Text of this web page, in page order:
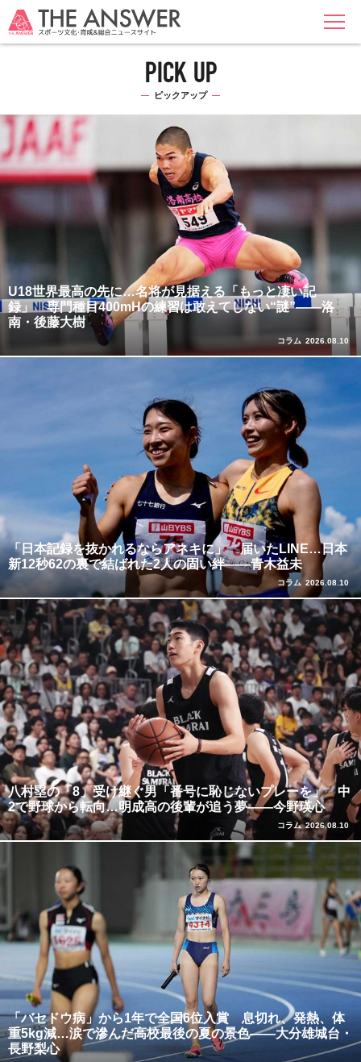
MENU
PICK UP
ピックアップ
U18世界最高の先に…名将が見据える「もっと凄い記
録」 専門種目400mHの練習は敢えてしない“謎”――洛
南・後藤大樹
コラム 2026.08.10
「日本記録を抜かれるならアネキに」 届いたLINE…日本
新12秒62の裏で結ばれた2人の固い絆――青木益未
コラム 2026.08.10
八村塁の「8」受け継ぐ男「番号に恥じないプレーを」 中
2で野球から転向…明成高の後輩が追う夢――今野瑛心
コラム 2026.08.10
「バセドウ病」から1年で全国6位入賞 息切れ、発熱、体
重5kg減…涙で滲んだ高校最後の夏の景色――大分雄城台・
長野梨心